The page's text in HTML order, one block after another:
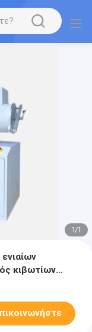
1/1
κιβωτίων